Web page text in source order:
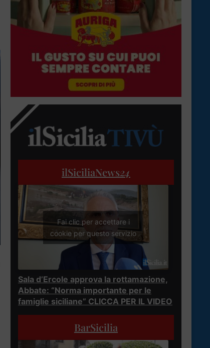
ilSiciliaNews24
Fai clic per accettare i
cookie per questo servizio
Sala d’Ercole approva la rottamazione,
Abbate: “Norma importante per le
famiglie siciliane” CLICCA PER IL VIDEO
BarSicilia